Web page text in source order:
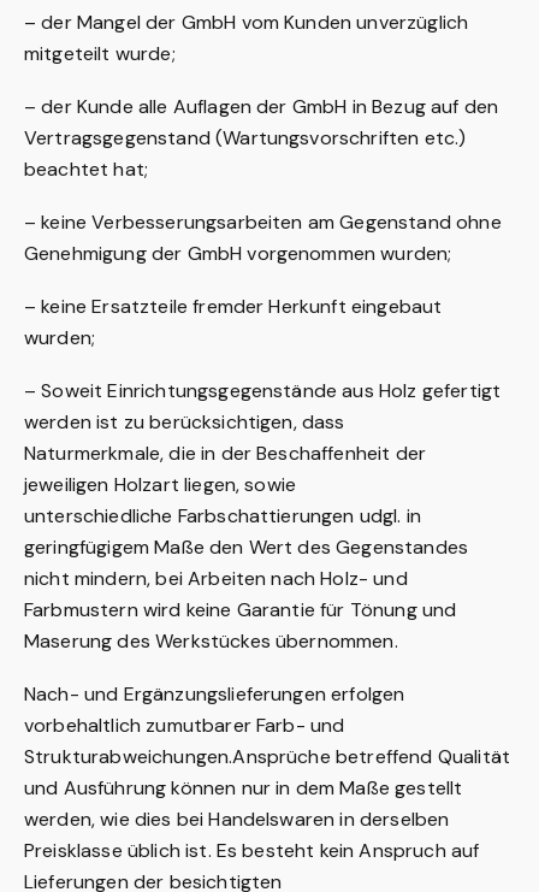
– der Mangel der GmbH vom Kunden unverzüglich
mitgeteilt wurde;
– der Kunde alle Auflagen der GmbH in Bezug auf den
Vertragsgegenstand (Wartungsvorschriften etc.)
beachtet hat;
– keine Verbesserungsarbeiten am Gegenstand ohne
Genehmigung der GmbH vorgenommenwurden;
– keine Ersatzteile fremder Herkunft eingebaut
wurden;
– Soweit Einrichtungsgegenstände aus Holz gefertigt
werden ist zu berücksichtigen, dass
Naturmerkmale,die in der Beschaffenheit der
jeweiligen Holzart liegen, sowie
unterschiedliche Farbschattierungen udgl. in
geringfügigem Maße den Wert des Gegenstandes
nicht mindern,bei Arbeiten nach Holz- und
Farbmustern wird keine Garantie für Tönung und
Maserung desWerkstückes übernommen.
Nach- und Ergänzungslieferungen erfolgen
vorbehaltlich zumutbarer Farb- und
Strukturabweichungen.Ansprüche betreffend Qualität
und Ausführung können nur in dem Maße gestellt
werden, wie dies bei Handelswaren in derselben
Preisklasse üblich ist. Es besteht kein Anspruch auf
Lieferungen der besichtigten